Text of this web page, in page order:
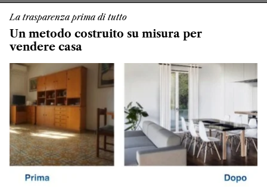
La trasparenza prima di tutto
Un metodo costruito su misura per
vendere casa